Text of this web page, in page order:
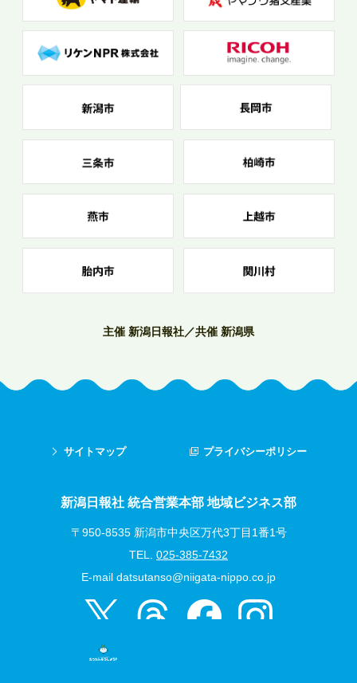
主催 新潟日報社／共催 新潟県
新潟日報社 統合営業本部 地域ビジネス部
〒950-8535 新潟市中央区万代3丁目1番1号
TEL. 025-385-7432
E-mail datsutanso@niigata-nippo.co.jp
サイトマップ プライバシーポリシー